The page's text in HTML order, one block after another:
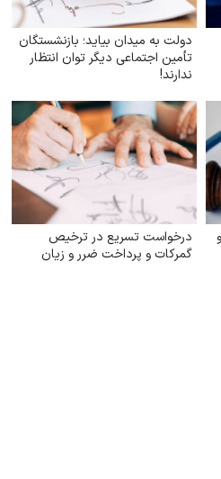
دولت به میدان بیاید؛ بازنشستگان
تأمین اجتماعی دیگر توان انتظار
ندارند!
درخواست تسریع در ترخیص
گمرکات و پرداخت ضرر و زیان